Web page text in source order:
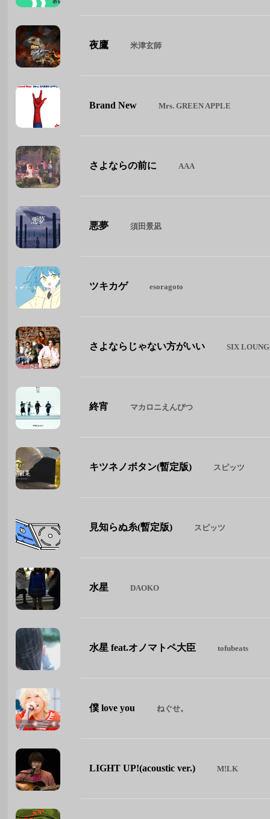
夜鷹 米津玄師
Brand New Mrs. GREEN APPLE
さよならの前に AAA
悪夢 須田景凪
ツキカゲ esoragoto
さよならじゃない方がいい SIX
終宵 マカロニえんぴつ
キツネノボタン(暫定版) スピッツ
見知らぬ糸(暫定版) スピッツ
水星 DAOKO
水星 feat.オノマトペ大臣 tofubeats
僕 love you ねぐせ。
LIGHT UP!(acoustic ver.) M!LK